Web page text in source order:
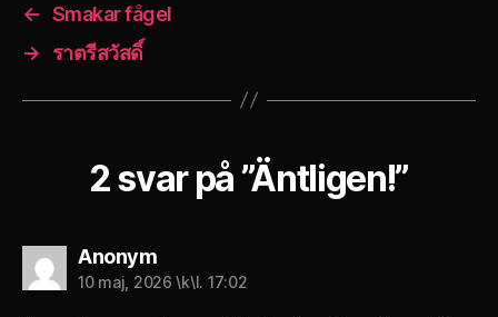
← Smakar fågel
→
ราตรีสวัสดิ์
2 svar på ”Äntligen!”
Anonymsäger:
10 maj, 2026 \k\l. 17:02